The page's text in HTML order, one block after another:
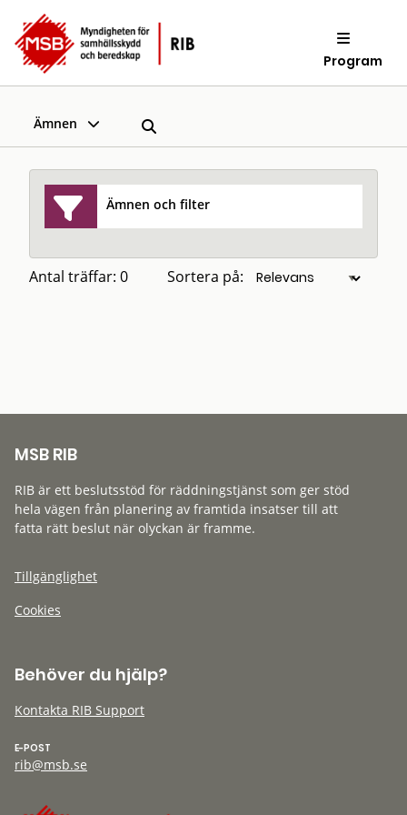
Program
Ämnen
Ämnen och filter
Antal träffar: 0 Sortera på:
MSB RIB
RIB är ett beslutsstöd för räddningstjänst som ger stöd
hela vägen från planering av framtida insatser till att
fatta rätt beslut när olyckan är framme.
Tillgänglighet
Cookies
Behöver du hjälp?
Kontakta RIB Support
E-POST
rib@msb.se